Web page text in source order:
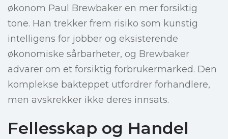
økonom Paul Brewbaker en mer forsiktig
tone. Han trekker frem risiko som kunstig
intelligens for jobber og eksisterende
økonomiske sårbarheter, og Brewbaker
advarer om et forsiktig forbrukermarked. Den
komplekse bakteppet utfordrer forhandlere,
men avskrekker ikke deres innsats.
Fellesskap og Handel